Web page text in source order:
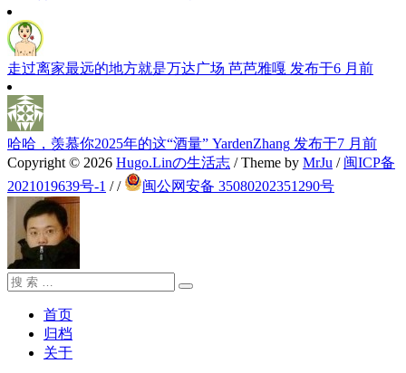
走过离家最远的地方就是万达广场 芭芭雅嘎 发布于6 月前
哈哈，羡慕你2025年的这“酒量” YardenZhang 发布于7 月前
Copyright © 2026 Hugo.Linの生活志 / Theme by MrJu / 闽ICP备
2021019639号-1 // 闽公网安备 35080202351290号
搜
搜
首页
归档
关于